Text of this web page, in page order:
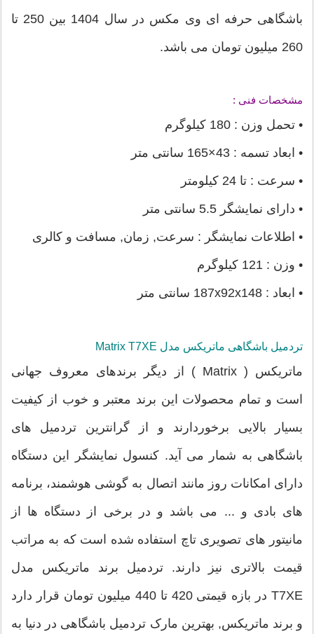
باشگاهی حرفه ای وی مکس در سال 1404 بین 250 تا
260 میلیون تومان می باشد.
مشخصات فنی :
• تحمل وزن : 180 کیلوگرم
• ابعاد تسمه : 43×165 سانتی متر
• سرعت : تا 24 کیلومتر
• دارای نمایشگر 5.5 سانتی متر
• اطلاعات نمایشگر : سرعت, زمان, مسافت و کالری
• وزن : 121 کیلوگرم
• ابعاد : 187x92x148 سانتی متر
تردمیل باشگاهی ماتریکس مدل Matrix T7XE
ماتریکس ( Matrix ) از دیگر برندهای معروف جهانی
است و تمام محصولات این برند معتبر و خوب از کیفیت
بسیار بالایی برخوردارند و از گرانترین تردمیل های
باشگاهی به شمار می آید. کنسول نمایشگر این دستگاه
دارای امکانات روز مانند اتصال به گوشی هوشمند، برنامه
های بادی و ... می باشد و در برخی از دستگاه ها از
مانیتور های تصویری تاچ استفاده شده است که به مراتب
قیمت بالاتری نیز دارند. تردمیل برند ماتریکس مدل
T7XE در بازه قیمتی 420 تا 440 میلیون تومان قرار دارد
و برند ماتریکس, بهترین مارک تردمیل باشگاهی در دنیا به